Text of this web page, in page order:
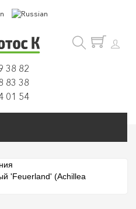
38 82
83 38
01 54
'Feuerland' (Achillea